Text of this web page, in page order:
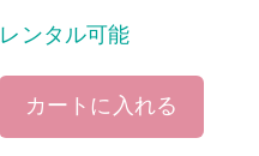
レンタル可能
カートに入れる